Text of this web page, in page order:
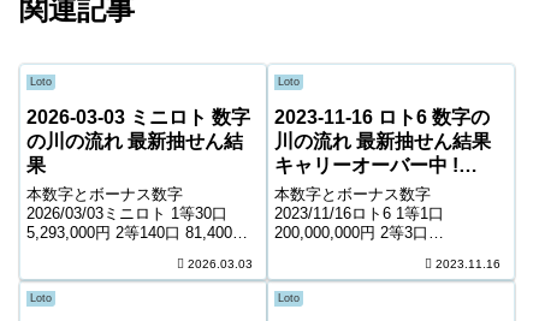
関連記事
Loto
2026-03-03 ミニロト 数字
の川の流れ 最新抽せん結
果
本数字とボーナス数字
2026/03/03ミニロト 1等30口
5,293,000円 2等140口 81,400円
900円 ＊抽せんの結果は最終的
に発売元の発表のものと照合し
て下さい。 ...
2026.03.03
Loto
2023-11-16 ロト6 数字の
川の流れ 最新抽せん結果
キャリーオーバー中 !
22,390,898円
本数字とボーナス数字
2023/11/16ロト6 1等1口
200,000,000円 2等3口
円 4等9,157口 8,300円 5等
150,460口 1,000円 キャリーオー
バー 2...
2023.11.16
Loto Loto